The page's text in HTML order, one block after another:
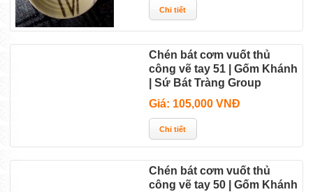
Chén bát cơm vuốt thủ
công vẽ tay 51 | Gốm Khánh
| Sứ Bát Tràng Group
Giá: 105,000 VNĐ
Chén bát cơm vuốt thủ
công vẽ tay 50 | Gốm Khánh